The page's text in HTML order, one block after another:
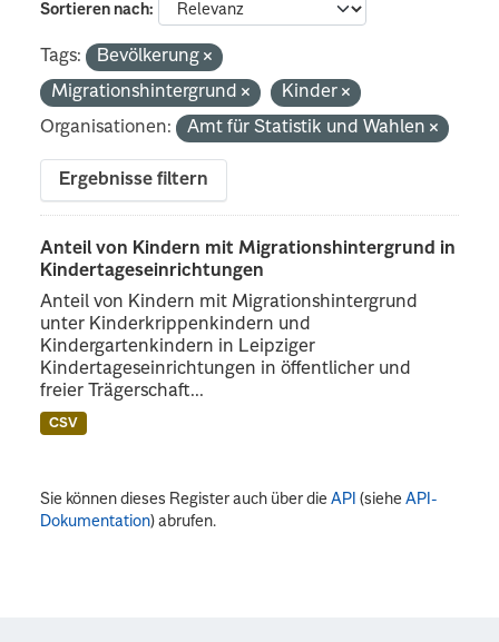
Sortieren nach
Tags:
Bevölkerung
Migrationshintergrund
Kinder
Organisationen:
Amt für Statistik und Wahlen
Ergebnisse filtern
Anteil von Kindern mit Migrationshintergrund in
Kindertageseinrichtungen
Anteil von Kindern mit Migrationshintergrund
unter Kinderkrippenkindern und
Kindergartenkindern in Leipziger
Kindertageseinrichtungen in öffentlicher und
freier Trägerschaft...
CSV
Sie können dieses Register auch über dieAPI (sieheAPI-
Dokumentation) abrufen.